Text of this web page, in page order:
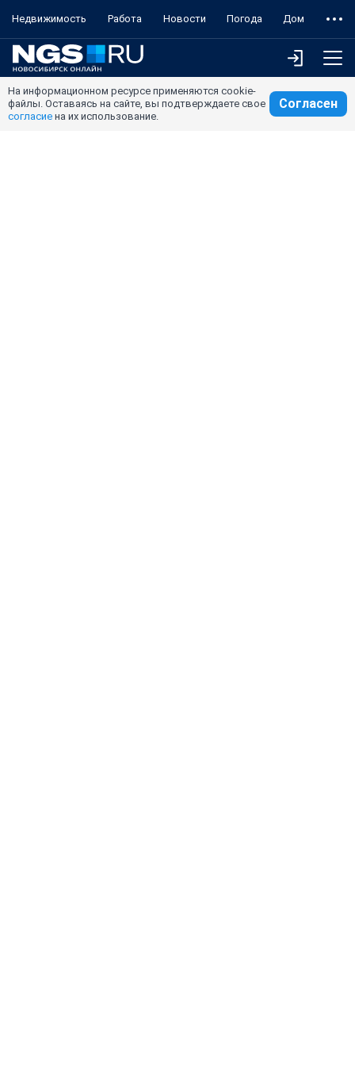
Недвижимость Работа Новости Погода Дом
На информационном ресурсе применяются cookie-
файлы. Оставаясь на сайте, вы подтверждаете свое
согласие на их использование.
Согласен